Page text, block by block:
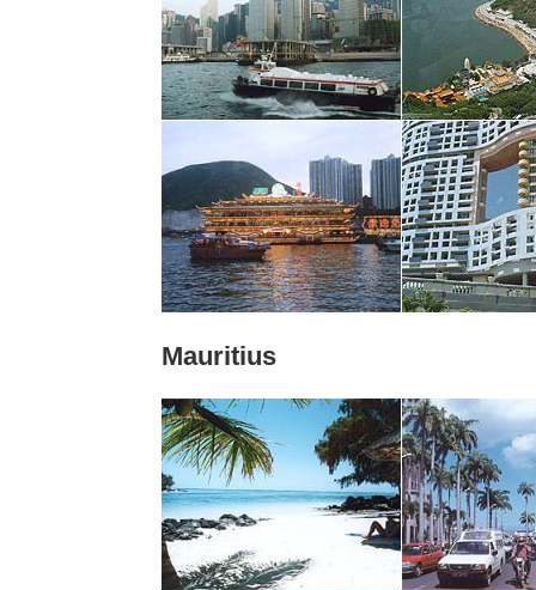
Mauritius